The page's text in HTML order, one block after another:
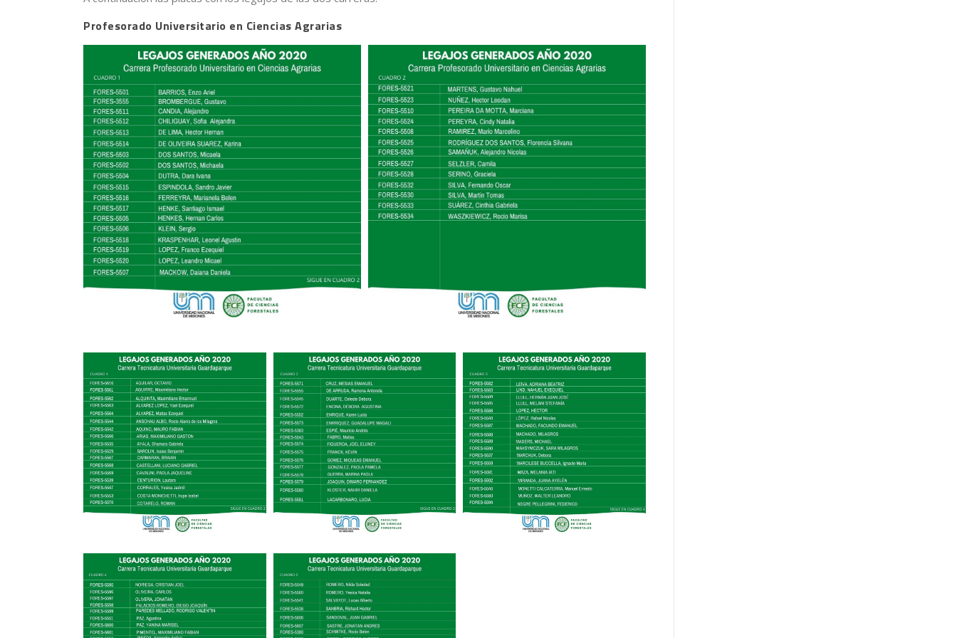
Profesorado Universitario en Ciencias Agrarias